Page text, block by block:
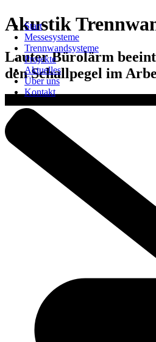
Start
Messesysteme
Trennwandsysteme
Projekte
Aktuelles
Über uns
Kontakt
Akustik
Lauter Bürolärm
den Schallpegel im